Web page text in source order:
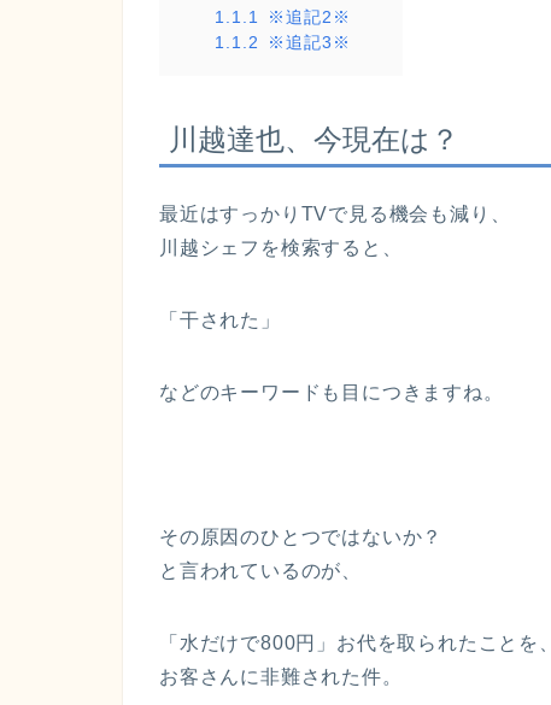
1.1.1
※追記2※
1.1.2
※追記3※
川越達也、今現在は？
最近はすっかりTVで見る機会も減り、
川越シェフを検索すると、
「 干された 」
などのキーワードも目につきますね。
その原因のひとつではないか？
と言われているのが、
「水だけで800円」お代を取られたことを、
お客さんに非難された件。